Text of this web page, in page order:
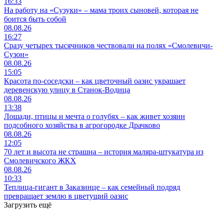
На работу на «Сузуки» – мама троих сыновей, которая не
боится быть собой
08.08.26
16:27
Сразу четырех тысячников чествовали на полях «Смолевичи-
Сузон»
08.08.26
15:05
Красота по-соседски – как цветочный оазис украшает
деревенскую улицу в Станок-Водица
08.08.26
13:38
Лошади, птицы и мечта о голубях – как живет хозяин
подсобного хозяйства в агрогородке Драчково
08.08.26
12:05
70 лет и высота не страшна – история маляра-штукатура из
Смолевичского ЖКХ
08.08.26
10:33
Теплица-гигант в Заказинце – как семейный подряд
превращает землю в цветущий оазис
Загрузить ещё